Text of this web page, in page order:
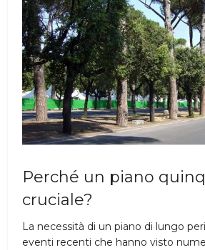
Perché un piano
cruciale?
La necessità di un piano di lungo
eventi recenti che hanno visto